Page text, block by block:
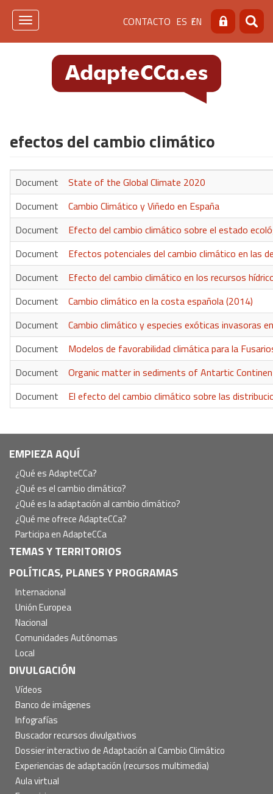
Pasar
Menú
de
cabecera
[contacto]
CONTACTO ES EN Buscar
Toggle
efectos del cambio climático
Document
State of the Global Climate 2020
Document
Cambio Climático y Viñedo en España
Document
Efecto del cambio climático sobre el estado
Document
Efectos potenciales del cambio climático en las
Document
Efecto del cambio climático en los recursos
Document
Cambio climático en la costa española (2014)
Document
Cambio climático y especies exóticas invasoras
Document
Modelos de favorabilidad climática para la
Document
Organic matter in sediments of Antartic
Document
El efecto del cambio climático sobre las
Navegación
principal
EMPIEZA AQUÍ
¿Qué es AdapteCCa?
¿Qué es el cambio climático?
¿Qué es la adaptación al cambio climático?
¿Qué me ofrece AdapteCCa?
Participa en AdapteCCa
TEMAS Y TERRITORIOS
POLÍTICAS, PLANES Y PROGRAMAS
Internacional
Unión Europea
Nacional
Comunidades Autónomas
Local
DIVULGACIÓN
Vídeos
Banco de imágenes
Infografías
Buscador recursos divulgativos
Dossier interactivo de Adaptación al Cambio Climático
Experiencias de adaptación (recursos multimedia)
Aula virtual